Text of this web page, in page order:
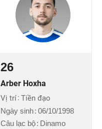
26
Arber Hoxha
Vị trí Tiền đạo
Ngày sinh 06/10/1998
Câu lạc bộ Dinamo